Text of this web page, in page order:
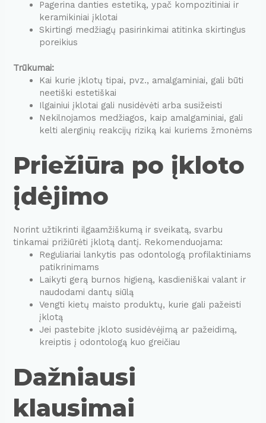
Pagerina danties estetiką, ypač kompozitiniai ir
keramikiniai įklotai
Skirtingi medžiagų pasirinkimai atitinka skirtingus
poreikius
Trūkumai:
Kai kurie įklotų tipai, pvz., amalgaminiai, gali būti
neetiški estetiškai
Ilgainiui įklotai gali nusidėvėti arba susižeisti
Nekilnojamos medžiagos, kaip amalgaminiai, gali
kelti alerginių reakcijų riziką kai kuriems žmonėms
Priežiūra po įkloto
įdėjimo
Norint užtikrinti ilgaamžiškumą ir sveikatą, svarbu
tinkamai prižiūrėti įklotą dantį. Rekomenduojama:
Reguliariai lankytis pas odontologą profilaktiniams
patikrinimams
Laikyti gerą burnos higieną, kasdieniškai valant ir
naudodami dantų siūlą
Vengti kietų maisto produktų, kurie gali pažeisti
įklotą
Jei pastebite įkloto susidėvėjimą ar pažeidimą,
kreiptis į odontologą kuo greičiau
Dažniausi
klausimai